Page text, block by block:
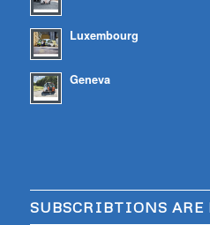
Luxembourg
Geneva
SUBSCRIBTIONS ARE